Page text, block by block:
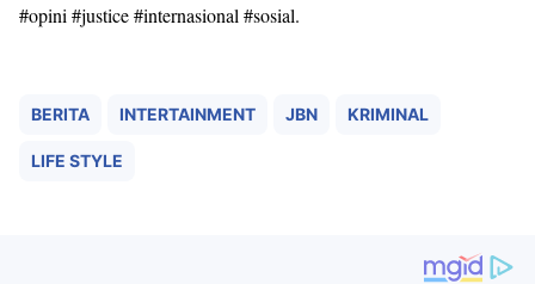
#opini #justice #internasional #sosial.
BERITA INTERTAINMENT JBN KRIMINAL
LIFE STYLE